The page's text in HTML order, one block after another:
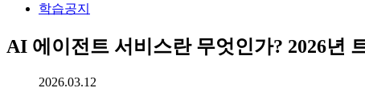
학습공지
AI 에이전트 서비스란 무엇인가? 2026년
작성일시2026.03.12